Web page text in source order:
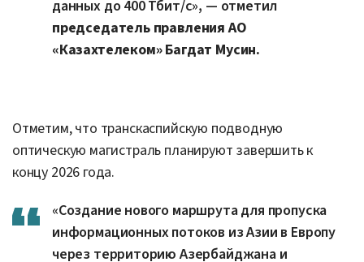
данных до 400 Тбит/с», — отметил
председатель правления АО
«Казахтелеком» Багдат Мусин.
Отметим, что транскаспийскую подводную
оптическую магистраль планируют завершить к
концу 2026 года.
«Создание нового маршрута для пропуска
информационных потоков из Азии в Европу
через территорию Азербайджана и